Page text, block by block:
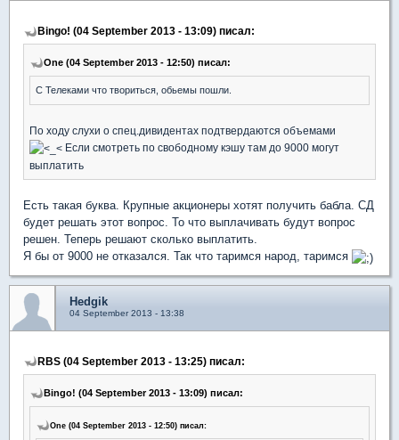
Bingo! (04 September 2013 - 13:09) писал:
One (04 September 2013 - 12:50) писал:
С Телеками что твориться, обьемы пошли.
По ходу слухи о спец.дивидентах подтвердаются объемами
Если смотреть по свободному кэшу там до 9000 могут
выплатить
Есть такая буква. Крупные акционеры хотят получить бабла. СД
будет решать этот вопрос. То что выплачивать будут вопрос
решен. Теперь решают сколько выплатить.
Я бы от 9000 не отказался. Так что таримся народ, таримся
Hedgik
04 September 2013 - 13:38
RBS (04 September 2013 - 13:25) писал:
Bingo! (04 September 2013 - 13:09) писал:
One (04 September 2013 - 12:50) писал: